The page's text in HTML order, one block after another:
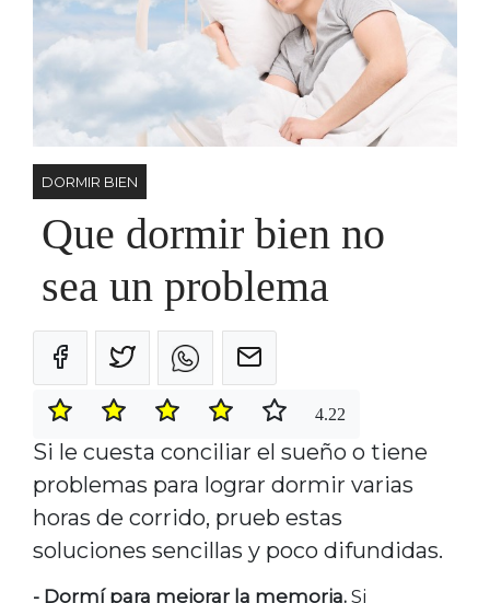
DORMIR BIEN
Que dormir bien no
sea un problema
4.22
Si le cuesta conciliar el sueño o tiene
problemas para lograr dormir varias
horas de corrido, prueb estas
soluciones sencillas y poco difundidas.
- Dormí para mejorar la memoria. Si